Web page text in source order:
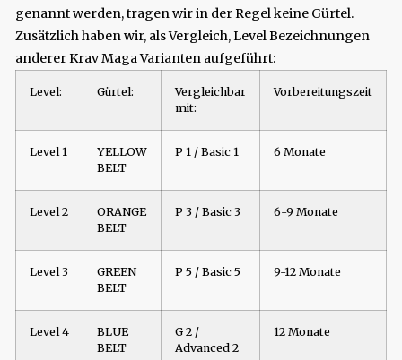
genannt werden, tragen wir in der Regel keine Gürtel.
Zusätzlich haben wir, als Vergleich, Level Bezeichnungen
anderer Krav Maga Varianten aufgeführt:
Level: Gürtel:
Vergleichbar
mit:
Vorbereitungszeit
Level 1
YELLOW
BELT
P 1 / Basic 1 6 Monate
Level 2
ORANGE
BELT
P 3 / Basic 3 6-9 Monate
Level 3
GREEN
BELT
P 5 / Basic 5 9-12 Monate
Level 4
BLUE
BELT
G 2 /
Advanced 2
12 Monate